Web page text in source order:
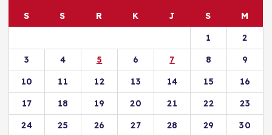
S S R K J S
M
1
2
3
4 5 6 7 8
9
10
11 12 13 14 15
16
17
18 19 20 21 22
23
24
25 26 27 28 29
30